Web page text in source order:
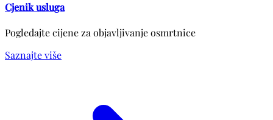
Cjenik usluga
Pogledajte cijene za objavljivanje osmrtnice
Saznajte više